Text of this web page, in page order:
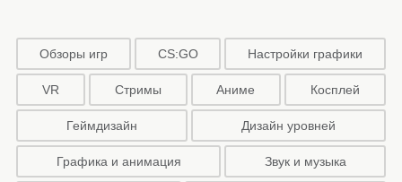
Обзоры игр CS:GO Настройки графики
VR Стримы Аниме Косплей
Геймдизайн Дизайн уровней
Графика и анимация Звук и музыка